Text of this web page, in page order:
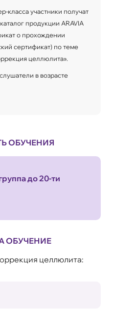
класса участники получат
продукции ARAVIA
о прохождении
сертификат) по теме
целлюлита».
в возрасте
ОБУЧЕНИЯ
до 20-ти
ОБУЧЕНИЕ
целлюлита: